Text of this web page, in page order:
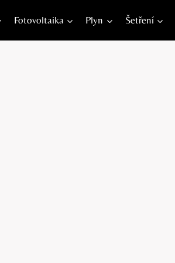
Fotovoltaika Plyn Šetření